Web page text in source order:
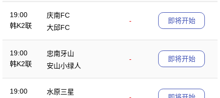
19:00
韩K2联
庆南FC
-
大邱FC
即将开始
19:00
韩K2联
忠南牙山
-
安山小绿人
即将开始
19:00
水原三星